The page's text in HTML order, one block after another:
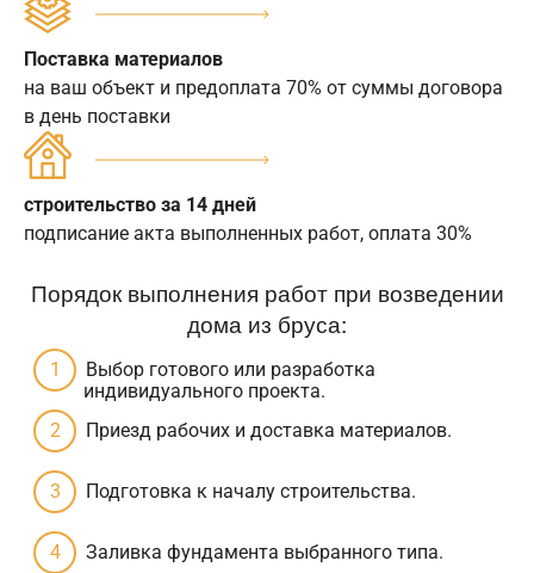
Поставка материалов
на ваш объект и предоплата 70% от суммы договора
в день поставки
строительство за 14 дней
подписание акта выполненных работ, оплата 30%
Порядок выполнения работ при возведении
дома из бруса:
Выбор готового или разработка
индивидуального проекта.
Приезд рабочих и доставка материалов.
Подготовка к началу строительства.
Заливка фундамента выбранного типа.